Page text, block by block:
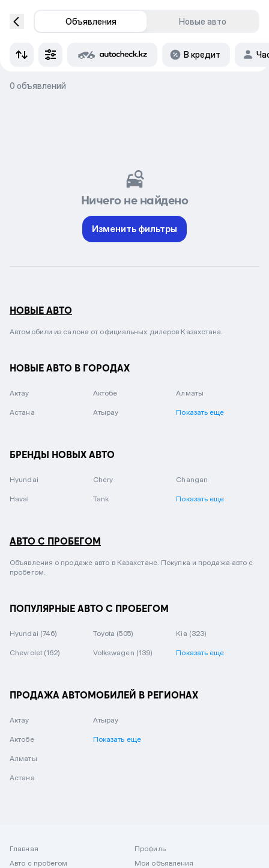
Объявления Новые авто
В кредит
0 объявлений
Ничего не найдено
Изменить фильтры
НОВЫЕ АВТО
Автомобили из салона от официальных дилеров Казахстана.
НОВЫЕ АВТО В ГОРОДАХ
Актау Актобе Алматы
Астана Атырау Показать еще
БРЕНДЫ НОВЫХ АВТО
Hyundai Chery Changan
Haval Tank Показать еще
АВТО С ПРОБЕГОМ
Объявления о продаже авто в Казахстане. Покупка и продажа авто с
пробегом.
ПОПУЛЯРНЫЕ АВТО С ПРОБЕГОМ
Hyundai (746) Toyota (505) Kia (323)
Chevrolet (162) Volkswagen (139) Показать еще
ПРОДАЖА АВТОМОБИЛЕЙ В РЕГИОНАХ
Актау
Актобе
Алматы
Астана
Атырау
Показать еще
Главная
Авто с пробегом
Профиль
Мои объявления